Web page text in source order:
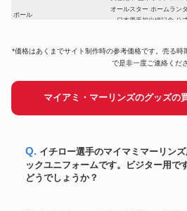
ボール
オールスター ホームラン
ー日本選手初出場記念 公式
カード
BBM 2023 ICONS
山本由伸 直筆サイン
WAY All STAR」書込み公
ユニフォーム
オーセンティック！大谷翔
2022年MLBオールスター・
*価格はあくまでサイト制作時の参考価格です。売る
で是非一度ご連絡くだ
マイアミ・マーリンズのグッズの
Q. イチロー選手のマイマミマーリンズ所属時代のオーセンティ
ックユニフォームです。ビジター用で
どうでしょうか？